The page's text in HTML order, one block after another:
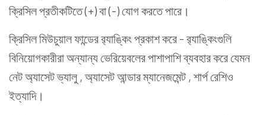
ক্রিসিল প্রতীকটিতে (+) বা (-) যোগ করতে পারে।
ক্রিসিল মিউচুয়াল ফান্ডের র‍্যাঙ্কিং প্রকাশ করে - র‍্যাঙ্কিংগুলি
বিনিয়োগকারীরা অন্যান্য ভেরিয়েবলের পাশাপাশি ব্যবহার করে যেমন
নেট অ্যাসেট ভ্যালু , অ্যাসেট আন্ডার ম্যানেজমেন্ট , শার্প রেশিও
ইত্যাদি।